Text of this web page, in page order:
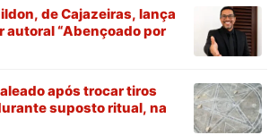
de Cajazeiras, lança
autoral “Abençoado por
após trocar tiros
suposto ritual, na